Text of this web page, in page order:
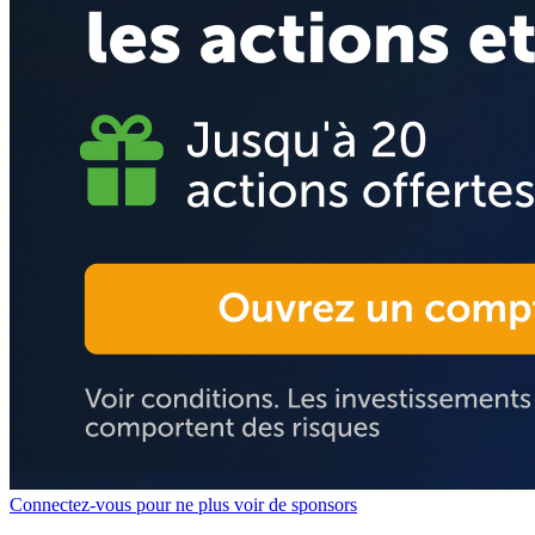
Connectez-vous pour ne plus voir de sponsors